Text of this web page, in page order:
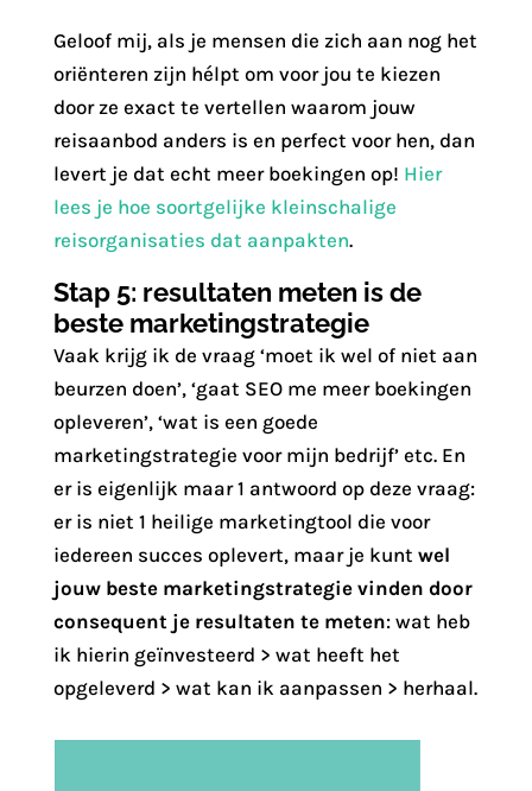
Geloof mij, als je mensen die zich aan nog het
oriënteren zijn hélpt om voor jou te kiezen
door ze exact te vertellen waarom jouw
reisaanbod anders is en perfect voor hen, dan
levert je dat echt meer boekingen op! Hier
lees je hoe soortgelijke kleinschalige
reisorganisaties dat aanpakten.
Stap 5: resultaten meten is de
beste marketingstrategie
Vaak krijg ik de vraag ‘moet ik wel of niet aan
beurzen doen’, ‘gaat SEO me meer boekingen
opleveren’, ‘wat is een goede
marketingstrategie voor mijn bedrijf’ etc. En
er is eigenlijk maar 1 antwoord op deze vraag:
er is niet 1 heilige marketingtool die voor
iedereen succes oplevert, maar je kunt wel
jouw beste marketingstrategie vinden door
consequent je resultaten te meten: wat heb
ik hierin geïnvesteerd > wat heeft het
opgeleverd > wat kan ik aanpassen > herhaal.